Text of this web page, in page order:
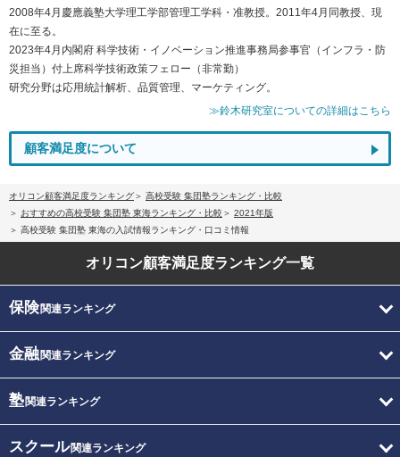
2008年4月慶應義塾大学理工学部管理工学科・准教授。2011年4月同教授、現
在に至る。
2023年4月内閣府 科学技術・イノベーション推進事務局参事官（インフラ・防
災担当）付上席科学技術政策フェロー（非常勤）
研究分野は応用統計解析、品質管理、マーケティング。
≫鈴木研究室についての詳細はこちら
顧客満足度について
オリコン顧客満足度ランキング
高校受験 集団塾ランキング・比較
おすすめの高校受験 集団塾 東海ランキング・比較
2021年版
高校受験 集団塾 東海の入試情報ランキング・口コミ情報
オリコン顧客満足度ランキング一覧
保険関連ランキング
金融関連ランキング
塾関連ランキング
スクール関連ランキング